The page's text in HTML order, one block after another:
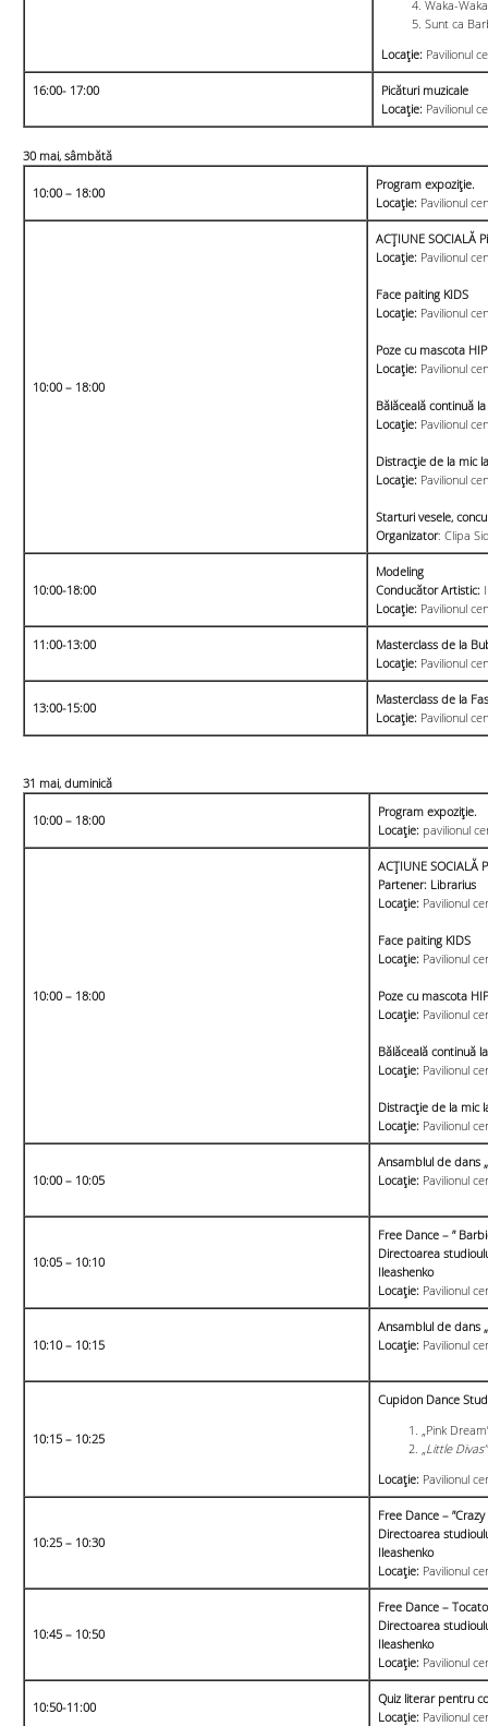
Waka-Waka
Sunt ca
Locație: Pavilionul
16:00- 17:00
Picături muzicale
Locație: Pavilionul
30 mai, sâmbătă
10:00 – 18:00
Program expoziţie.
Locație: Pavilionul
10:00 – 18:00
ACȚIUNE SOCIALĂ
Locație: Pavilionul
Face paiting KIDS
Locație: Pavilionul
Poze cu mascota
Locație: Pavilionul
Bălăceală continuă
Locație: Pavilionul
Distracție de la mic
Locație: Pavilionul
Starturi vesele,
Organizator: Clipa
10:00-18:00
Modeling
Conducător Artistic:
Locație: Pavilionul
11:00-13:00
Masterclass de la
Locație: Pavilionul
13:00-15:00
Masterclass de la
Locație: Pavilionul
31 mai, duminică
10:00 – 18:00
Program expoziţie.
Locație: pavilionul
10:00 – 18:00
ACȚIUNE SOCIALĂ
Partener: Librarius
Locație: Pavilionul
Face paiting KIDS
Locație: Pavilionul
Poze cu mascota
Locație: Pavilionul
Bălăceală continuă
Locație: Pavilionul
Distracție de la mic
Locație: Pavilionul
10:00 – 10:05
Ansamblul de dans
Locație: Pavilionul
10:05 – 10:10
Free Dance – ”
Directoarea
Ileashenko
Locație: Pavilionul
10:10 – 10:15
Ansamblul de dans
Locație: Pavilionul
10:15 – 10:25
Cupidon Dance
„Pink
„Little Divas”
Locație: Pavilionul
10:25 – 10:30
Free Dance – ”Crazy
Directoarea
Ileashenko
Locație: Pavilionul
10:45 – 10:50
Free Dance –
Directoarea
Ileashenko
Locație: Pavilionul
10:50-11:00
Quiz literar pentru
Locație: Pavilionul